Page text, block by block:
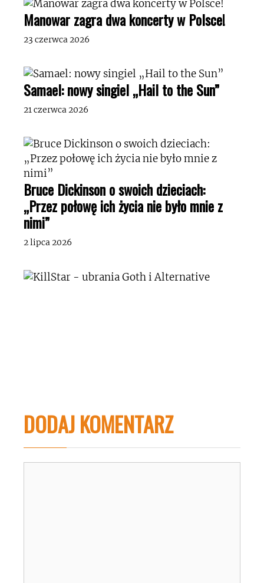
Manowar zagra dwa koncerty w Polsce!
23 czerwca 2026
Samael: nowy singiel „Hail to the Sun”
21 czerwca 2026
Bruce Dickinson o swoich dzieciach:
„Przez połowę ich życia nie było mnie z
nimi”
2 lipca 2026
DODAJ KOMENTARZ